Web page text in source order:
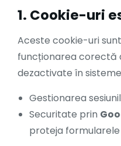
1. Cookie-uri
Aceste cookie-uri
funcționarea corectă
dezactivate în
Gestionarea
Securitate prin
proteja